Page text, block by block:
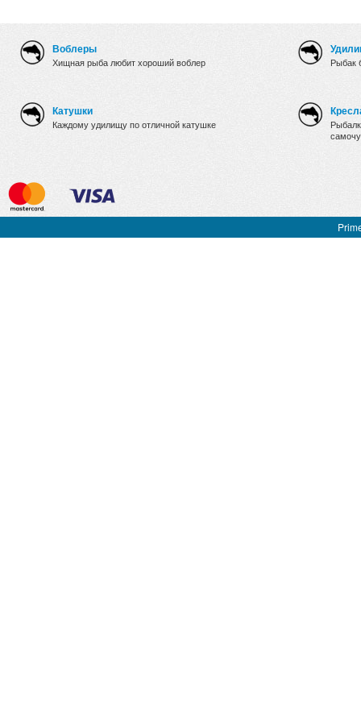
Воблеры
Хищная рыба любит хороший воблер
Катушки
Каждому удилищу по отличной катушке
Рыбак